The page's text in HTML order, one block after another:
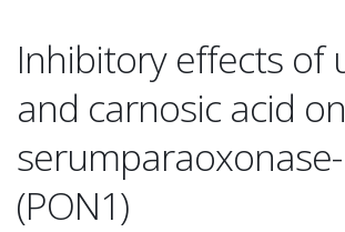
Inhibitory effects of
and carnosic acid
serumparaoxonase-
(PON1)